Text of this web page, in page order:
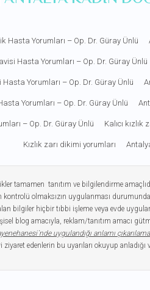
Hasta Yorumları – Op. Dr. Güray Ünlü
Hasta Yorumları – Op. Dr. Güray Ünlü
Yorumları – Op. Dr. Güray Ünlü
Yorumları – Op. Dr. Güray Ünlü
– Op. Dr. Güray Ünlü Kalıcı
Kızlık zarı dikimi yorumları
tamamen tanıtım ve bilgilendirme
olmaksızın uygulanması
bilgiler hiçbir tıbbi işleme veya evde
blog amacıyla, reklam/tanıtım amacı
uygulandığı anlamı
ziyaret edenlerin bu uyarıları okuyup